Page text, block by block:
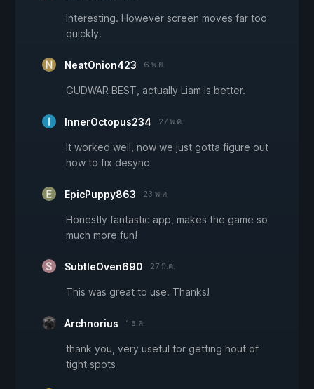
Interesting. However screen moves far too
quickly.
NeatOnion423 6 พ.ย.
GUDWAR BEST, actually Liam is better.
InnerOctopus234 27 พ.ค.
It worked well, now we just gotta figure out
how to fix desync
EpicPuppy863 23 พ.ค.
Honestly fantastic app, makes the game so
much more fun!
SubtleOven690 27 มี.ค.
This was great to use. Thanks!
Archnorius 1 ธ.ค.
thank you, very useful for getting hout of
tight spots